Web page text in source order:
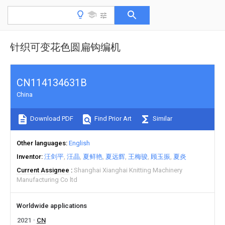
针织可变花色圆扁钩编机
CN114134631B
China
Download PDF Find Prior Art Similar
Other languages English
Inventor 汪剑平 汪晶 夏鲜艳 夏远辉 王梅骏 顾玉振 夏炎
Current Assignee
Shanghai Xianghai Knitting Machinery
Manufacturing Co ltd
Worldwide applications
2021
CN